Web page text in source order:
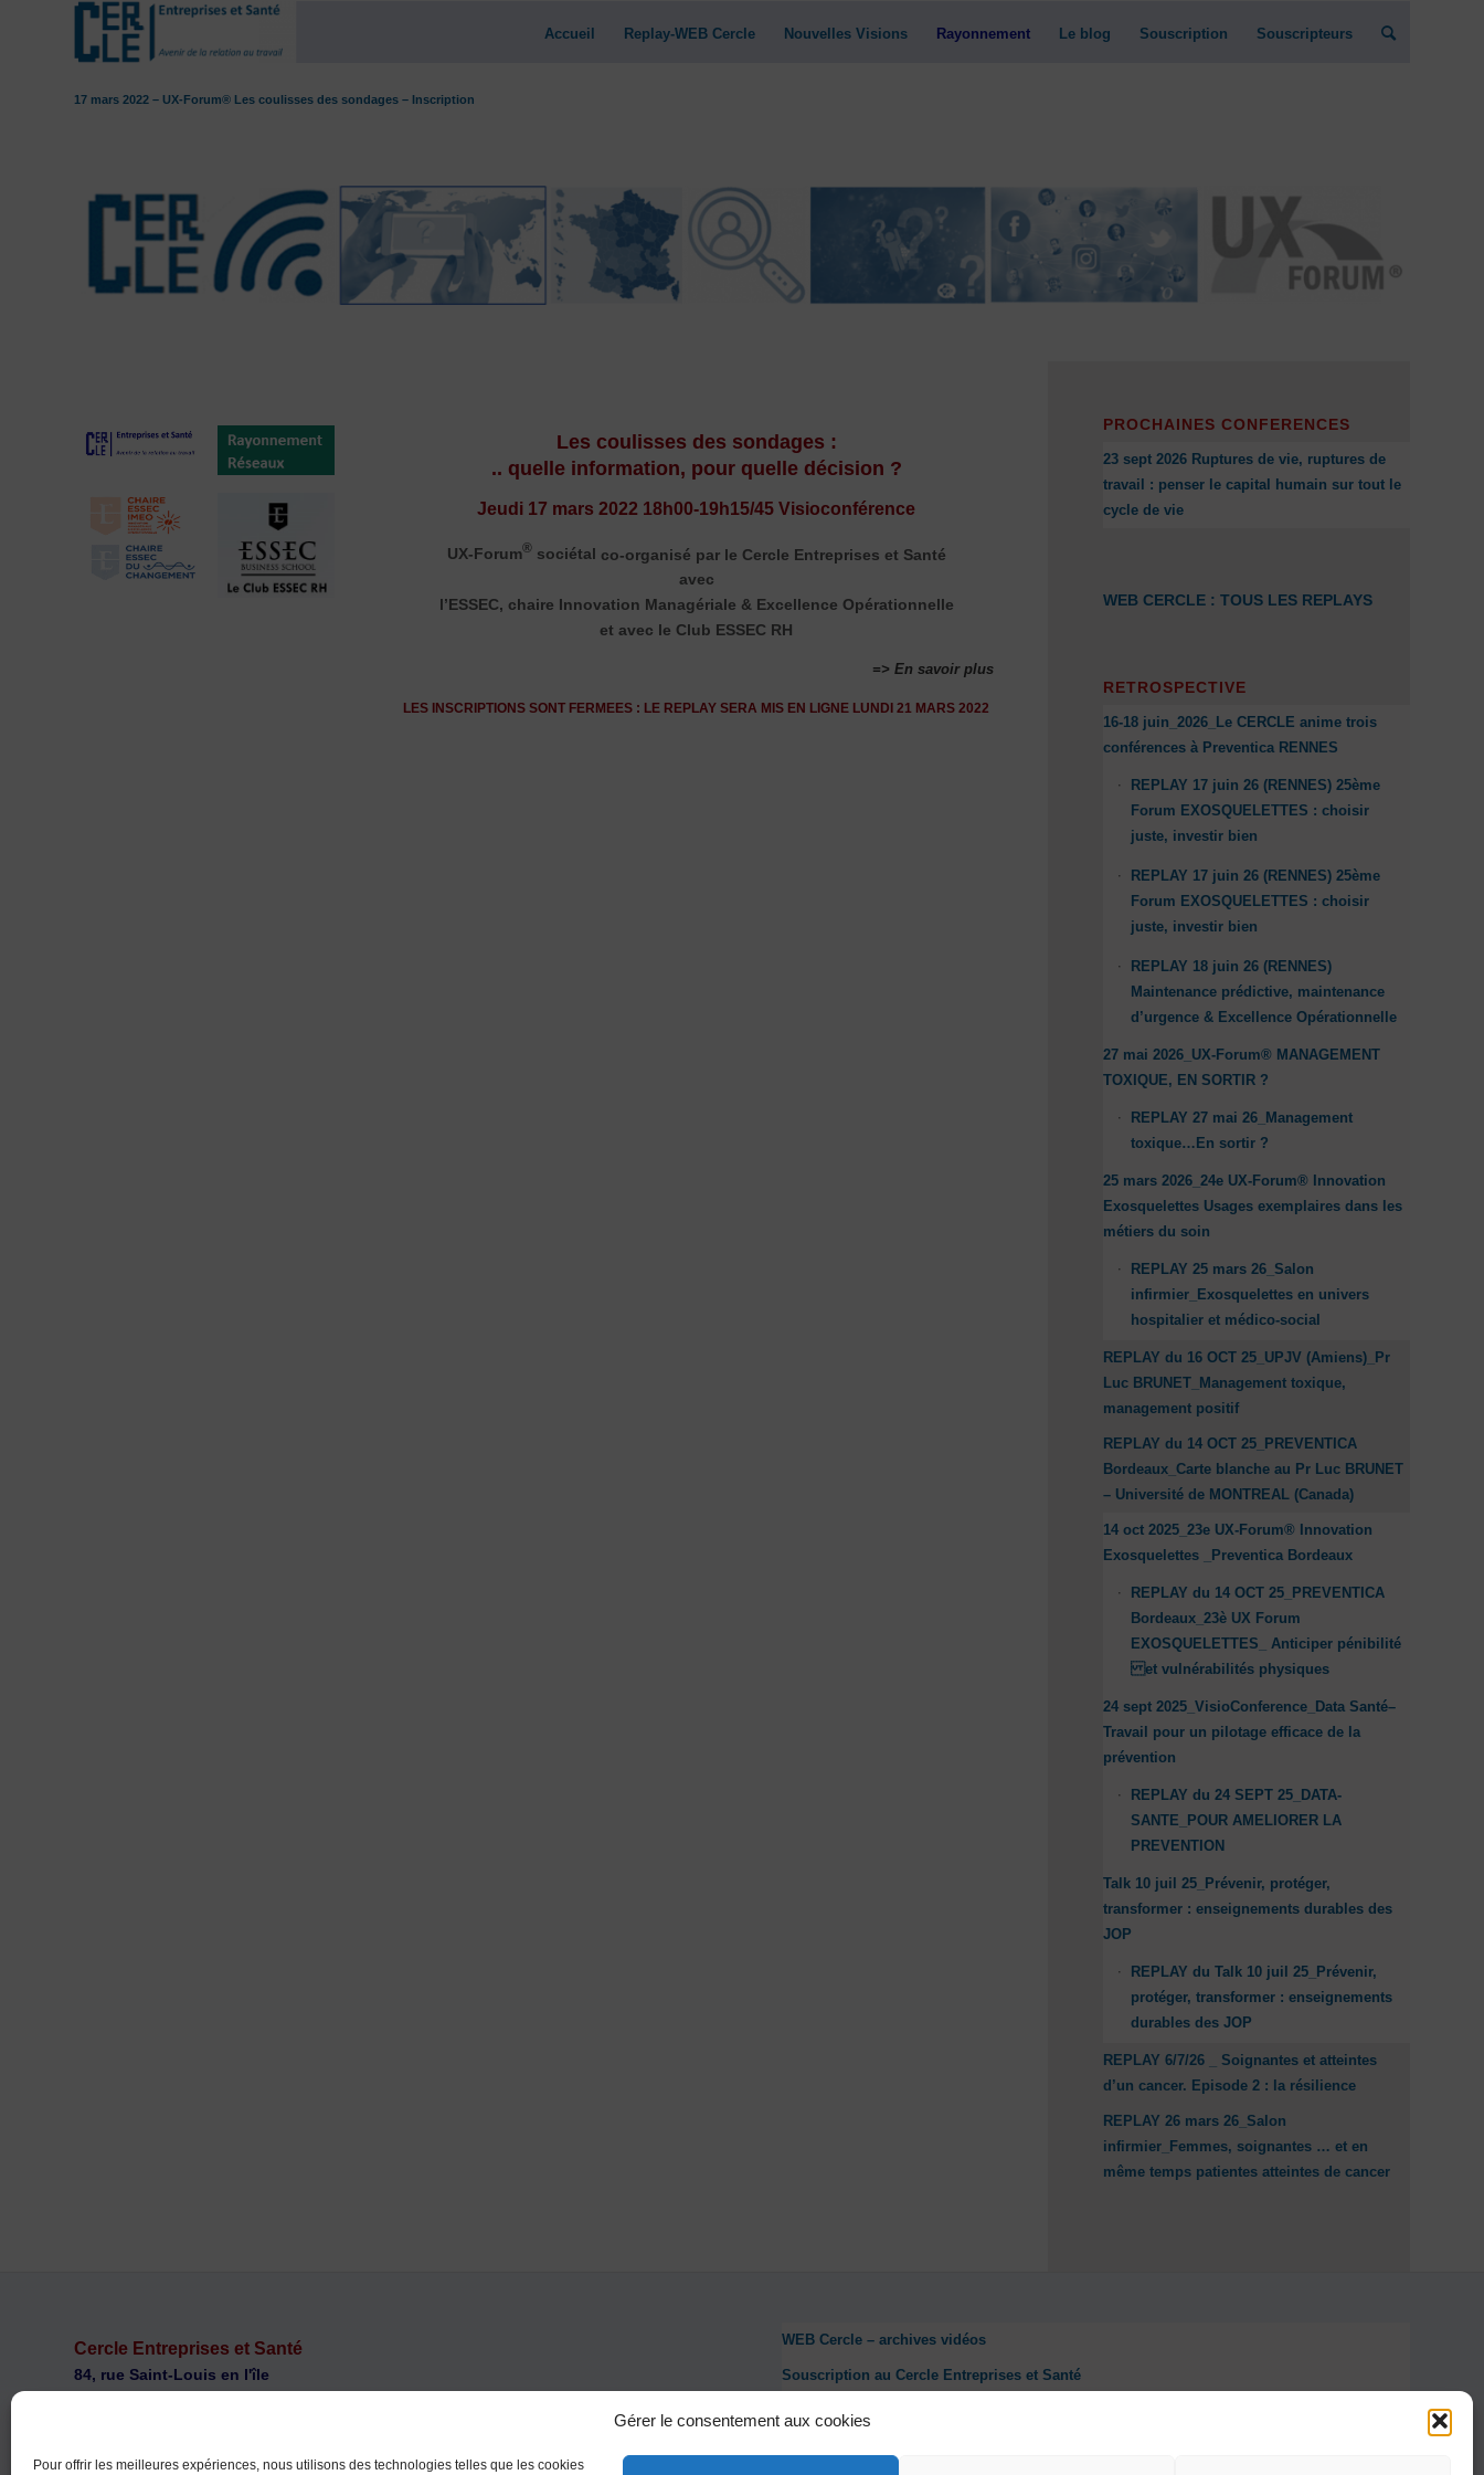
Gérer le consentement aux cookies
Pour offrir les meilleures expériences, nous utilisons des technologies telles que les cookies
Accueil Replay-WEB Cercle Nouvelles Visions Rayonnement Le blog Souscription Souscripteurs
17 mars 2022 – UX-Forum® Les coulisses des sondages – Inscription
Les coulisses des sondages :
.. quelle information, pour quelle décision ?
Jeudi 17 mars 2022 18h00-19h15/45 Visioconférence
UX-Forum®sociétal co-organisé par le Cercle Entreprises et Santé
avec
l’ESSEC, chaire Innovation Managériale & Excellence Opérationnelle
et avec le Club ESSEC RH
=> En savoir plus
LES INSCRIPTIONS SONT FERMEES : LE REPLAY SERA MIS EN LIGNE LUNDI 21 MARS 2022
PROCHAINES CONFERENCES
23 sept 2026 Ruptures de vie, ruptures de
travail : penser le capital humain sur tout le
cycle de vie
WEB CERCLE : TOUS LES REPLAYS
RETROSPECTIVE
16-18 juin_2026_Le CERCLE anime trois
conférences à Preventica RENNES
REPLAY 17 juin 26 (RENNES) 25ème
Forum EXOSQUELETTES : choisir
juste, investir bien
REPLAY 17 juin 26 (RENNES) 25ème
Forum EXOSQUELETTES : choisir
juste, investir bien
REPLAY 18 juin 26 (RENNES)
Maintenance prédictive, maintenance
d’urgence & Excellence Opérationnelle
27 mai 2026_UX-Forum® MANAGEMENT
TOXIQUE, EN SORTIR ?
REPLAY 27 mai 26_Management
toxique…En sortir ?
25 mars 2026_24e UX-Forum® Innovation
Exosquelettes Usages exemplaires dans les
métiers du soin
REPLAY 25 mars 26_Salon
infirmier_Exosquelettes en univers
hospitalier et médico-social
REPLAY du 16 OCT 25_UPJV (Amiens)_Pr
Luc BRUNET_Management toxique,
management positif
REPLAY du 14 OCT 25_PREVENTICA
Bordeaux_Carte blanche au Pr Luc BRUNET
– Université de MONTREAL (Canada)
14 oct 2025_23e UX-Forum® Innovation
Exosquelettes _Preventica Bordeaux
REPLAY du 14 OCT 25_PREVENTICA
Bordeaux_23è UX Forum
EXOSQUELETTES_ Anticiper pénibilité
et vulnérabilités physiques
24 sept 2025_VisioConference_Data Santé–
Travail pour un pilotage efficace de la
prévention
REPLAY du 24 SEPT 25_DATA-
SANTE_POUR AMELIORER LA
PREVENTION
Talk 10 juil 25_Prévenir, protéger,
transformer : enseignements durables des
JOP
REPLAY du Talk 10 juil 25_Prévenir,
protéger, transformer : enseignements
durables des JOP
REPLAY 6/7/26 _ Soignantes et atteintes
d’un cancer. Episode 2 : la résilience
REPLAY 26 mars 26_Salon
infirmier_Femmes, soignantes … et en
même temps patientes atteintes de cancer
Cercle Entreprises et Santé
84, rue Saint-Louis en l'île
WEB Cercle – archives vidéos
Souscription au Cercle Entreprises et Santé
Nous contacter